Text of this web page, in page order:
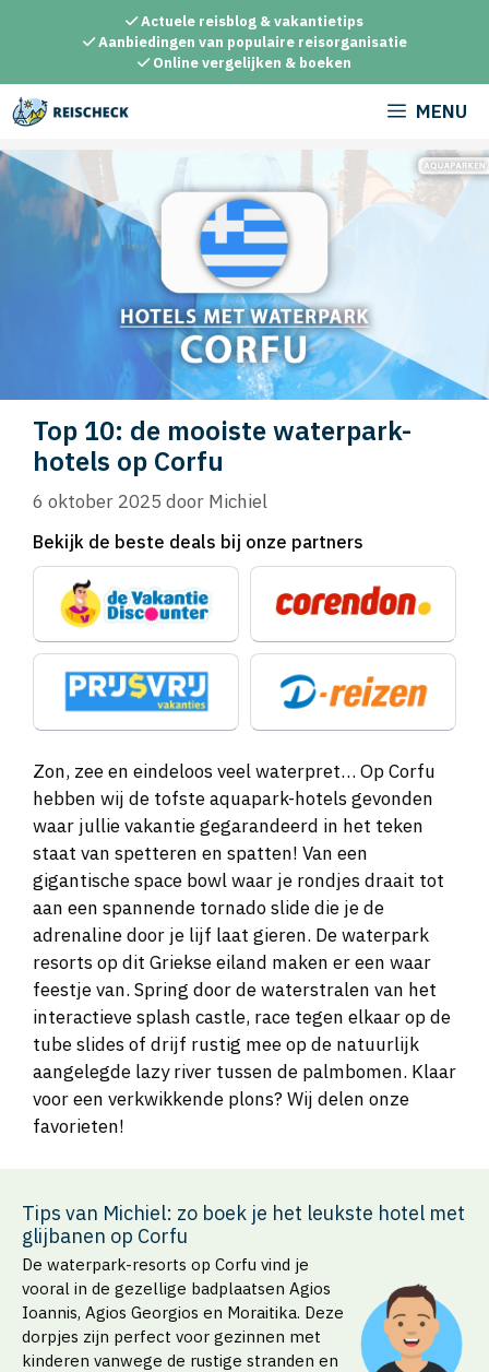
inhoud
Actuele reisblog & vakantietips
Aanbiedingen van populaire reisorganisatie
Online vergelijken & boeken
MENU
Top 10: de mooiste waterpark-
hotels op Corfu
6 oktober 2025 door Michiel
Bekijk de beste deals bij onze partners
Zon, zee en eindeloos veel waterpret… Op Corfu
hebben wij de tofste aquapark-hotels gevonden
waar jullie vakantie gegarandeerd in het teken
staat van spetteren en spatten! Van een
gigantische space bowl waar je rondjes draait tot
aan een spannende tornado slide die je de
adrenaline door je lijf laat gieren. De waterpark
resorts op dit Griekse eiland maken er een waar
feestje van. Spring door de waterstralen van het
interactieve splash castle, race tegen elkaar op de
tube slides of drijf rustig mee op de natuurlijk
aangelegde lazy river tussen de palmbomen. Klaar
voor een verkwikkende plons? Wij delen onze
favorieten!
Tips van Michiel: zo boek je het leukste hotel met
glijbanen op Corfu
De waterpark-resorts op Corfu vind je
vooral in de gezellige badplaatsen Agios
Ioannis, Agios Georgios en Moraitika. Deze
dorpjes zijn perfect voor gezinnen met
kinderen vanwege de rustige stranden en